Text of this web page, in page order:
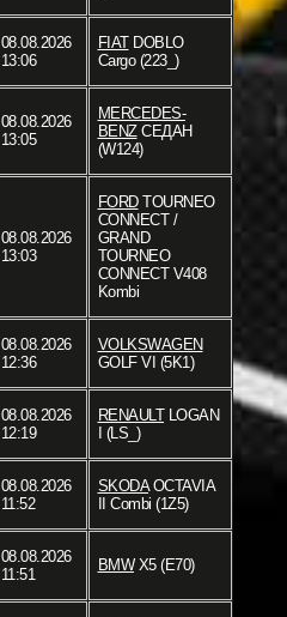
08.08.2026
13:06
FIATDOBLO
Cargo (223_)
08.08.2026
13:05
MERCEDES-
BENZСЕДАН
(W124)
08.08.2026
13:03
FORDTOURNEO
CONNECT /
GRAND
TOURNEO
CONNECT V408
Kombi
08.08.2026
12:36
VOLKSWAGEN
GOLF VI (5K1)
08.08.2026
12:19
RENAULTLOGAN
I (LS_)
08.08.2026
11:52
SKODAOCTAVIA
II Combi (1Z5)
08.08.2026
11:51
BMWX5 (E70)